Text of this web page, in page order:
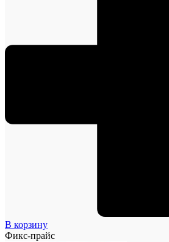
В корзину
Фикс-прайс